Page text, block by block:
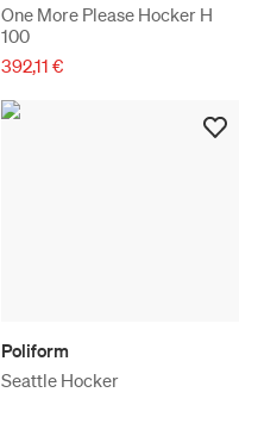
One More Please Hocker H
100
392,11 €
Poliform
Seattle Hocker